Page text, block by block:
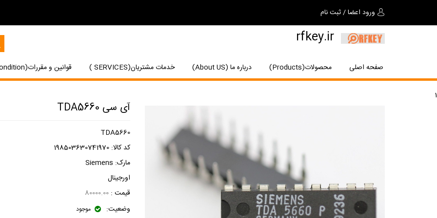
ورود اعضا/ثبت نام
rfkey.ir
صفحه اصلی محصولات(Products) درباره ما (About US) خدمات مشتریان(SERVICES ) قوانین و مقررات(Terms and Condition)
1
آی سی TDA5660
TDA5660
کد کالا: 198503630741970
مارک: Siemens
اورجینال
قیمت : 80000.00
وضعیت:
موجود